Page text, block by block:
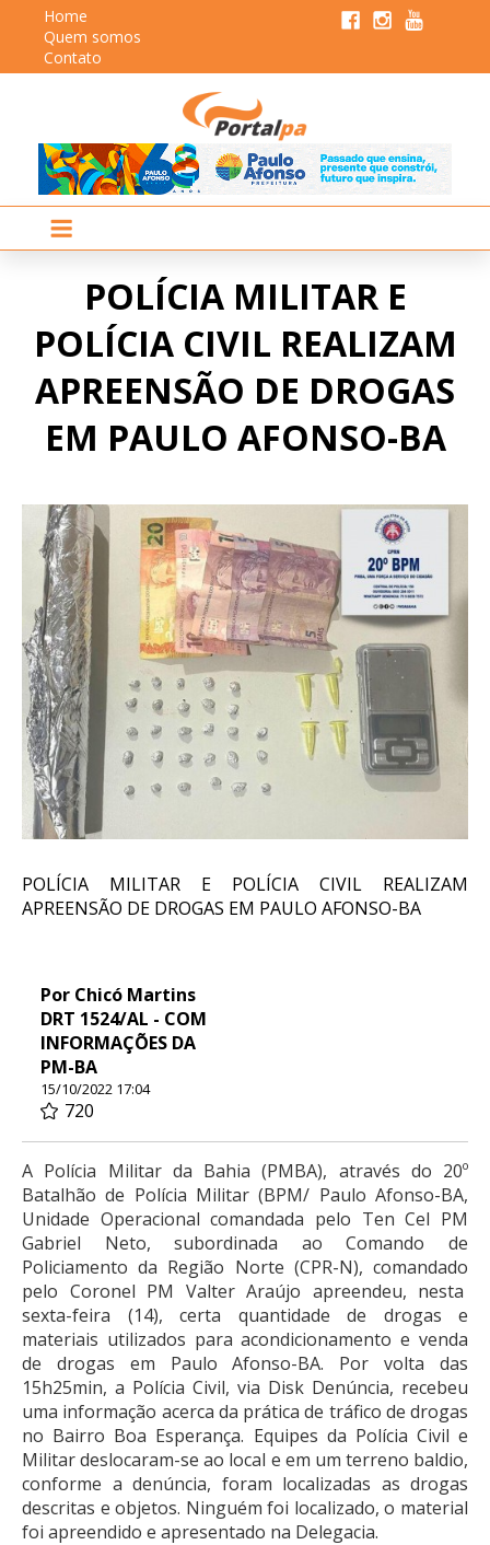
Home
Quem somos
Contato
POLÍCIA MILITAR E
POLÍCIA CIVIL REALIZAM
APREENSÃO DE DROGAS
EM PAULO AFONSO-BA
POLÍCIA MILITAR E POLÍCIA CIVIL REALIZAM
APREENSÃO DE DROGAS EM PAULO AFONSO-BA
Por Chicó Martins
DRT 1524/AL - COM
INFORMAÇÕES DA
PM-BA
15/10/2022 17:04
720
A Polícia Militar da Bahia (PMBA), através do 20º
Batalhão de Polícia Militar (BPM/ Paulo Afonso-BA,
Unidade Operacional comandada pelo Ten Cel PM
Gabriel Neto, subordinada ao Comando de
Policiamento da Região Norte (CPR-N), comandado
pelo Coronel PM Valter Araújo apreendeu, nesta
sexta-feira (14), certa quantidade de drogas e
materiais utilizados para acondicionamento e venda
de drogas em Paulo Afonso-BA. Por volta das
15h25min, a Polícia Civil, via Disk Denúncia, recebeu
uma informação acerca da prática de tráfico de drogas
no Bairro Boa Esperança. Equipes da Polícia Civil e
Militar deslocaram-se ao local e em um terreno baldio,
conforme a denúncia, foram localizadas as drogas
descritas e objetos. Ninguém foi localizado, o material
foi apreendido e apresentado na Delegacia.